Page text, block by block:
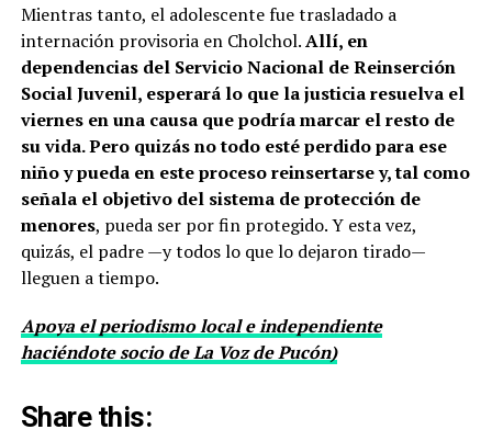
Mientras tanto, el adolescente fue trasladado a
internación provisoria en Cholchol.Allí, en
dependencias del Servicio Nacional de Reinserción
Social Juvenil, esperará lo que la justicia resuelva el
viernes en una causa que podría marcar el resto de
su vida. Pero quizás no todo esté perdido para ese
niño y pueda en este proceso reinsertarse y, tal como
señala el objetivo del sistema de protección de
menores, pueda ser por fin protegido. Y esta vez,
quizás, el padre —y todos lo que lo dejaron tirado—
lleguen a tiempo.
Apoya el periodismo local e independiente
haciéndote socio de La Voz de Pucón)
Share this: